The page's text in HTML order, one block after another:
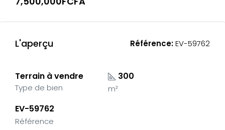
L'aperçu Référence:EV-59762
Terrain à vendre
Type de bien
300
m²
EV-59762
Référence